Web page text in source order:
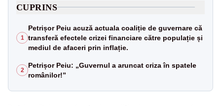
CUPRINS
1
Petrișor Peiu acuză actuala coaliție de guvernare că
transferă efectele crizei financiare către populație și
mediul de afaceri prin inflație.
2
Petrișor Peiu: „Guvernul a aruncat criza în spatele
românilor!”